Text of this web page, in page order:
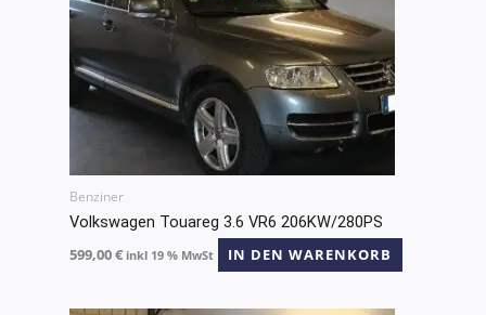
Benziner
Volkswagen Touareg 3.6 VR6 206KW/280PS
599,00€ inkl 19 % MwSt IN DEN WARENKORB